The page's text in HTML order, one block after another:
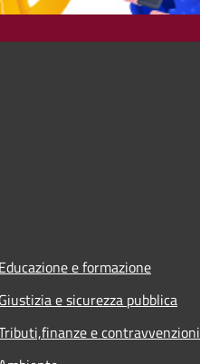
Educazione e formazione
Giustizia e sicurezza pubblica
e contravvenzioni